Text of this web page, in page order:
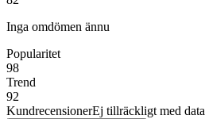
Inga omdömen ännu
Popularitet
98
Trend
92
KundrecensionerEj tillräckligt med data